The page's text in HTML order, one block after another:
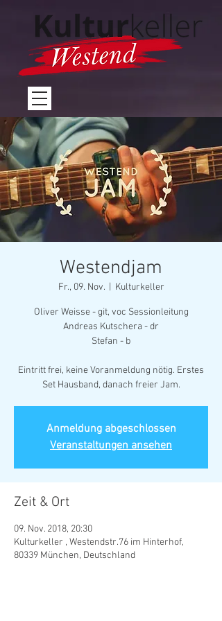
Westendjam
Fr., 09. Nov.
  |
Kulturkeller
Oliver Weisse - git, voc Sessionleitung
Andreas Kutschera - dr
Stefan - b
Eintritt frei, keine Voranmeldung nötig. Erstes
Set Hausband, danach freier Jam.
Anmeldung abgeschlossen
Veranstaltungen ansehen
Zeit & Ort
09. Nov. 2018, 20:30
Kulturkeller , Westendstr.76 im Hinterhof,
80339 München, Deutschland